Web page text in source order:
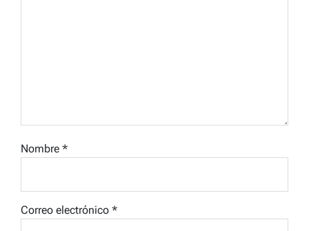
Nombre *
Correo electrónico *